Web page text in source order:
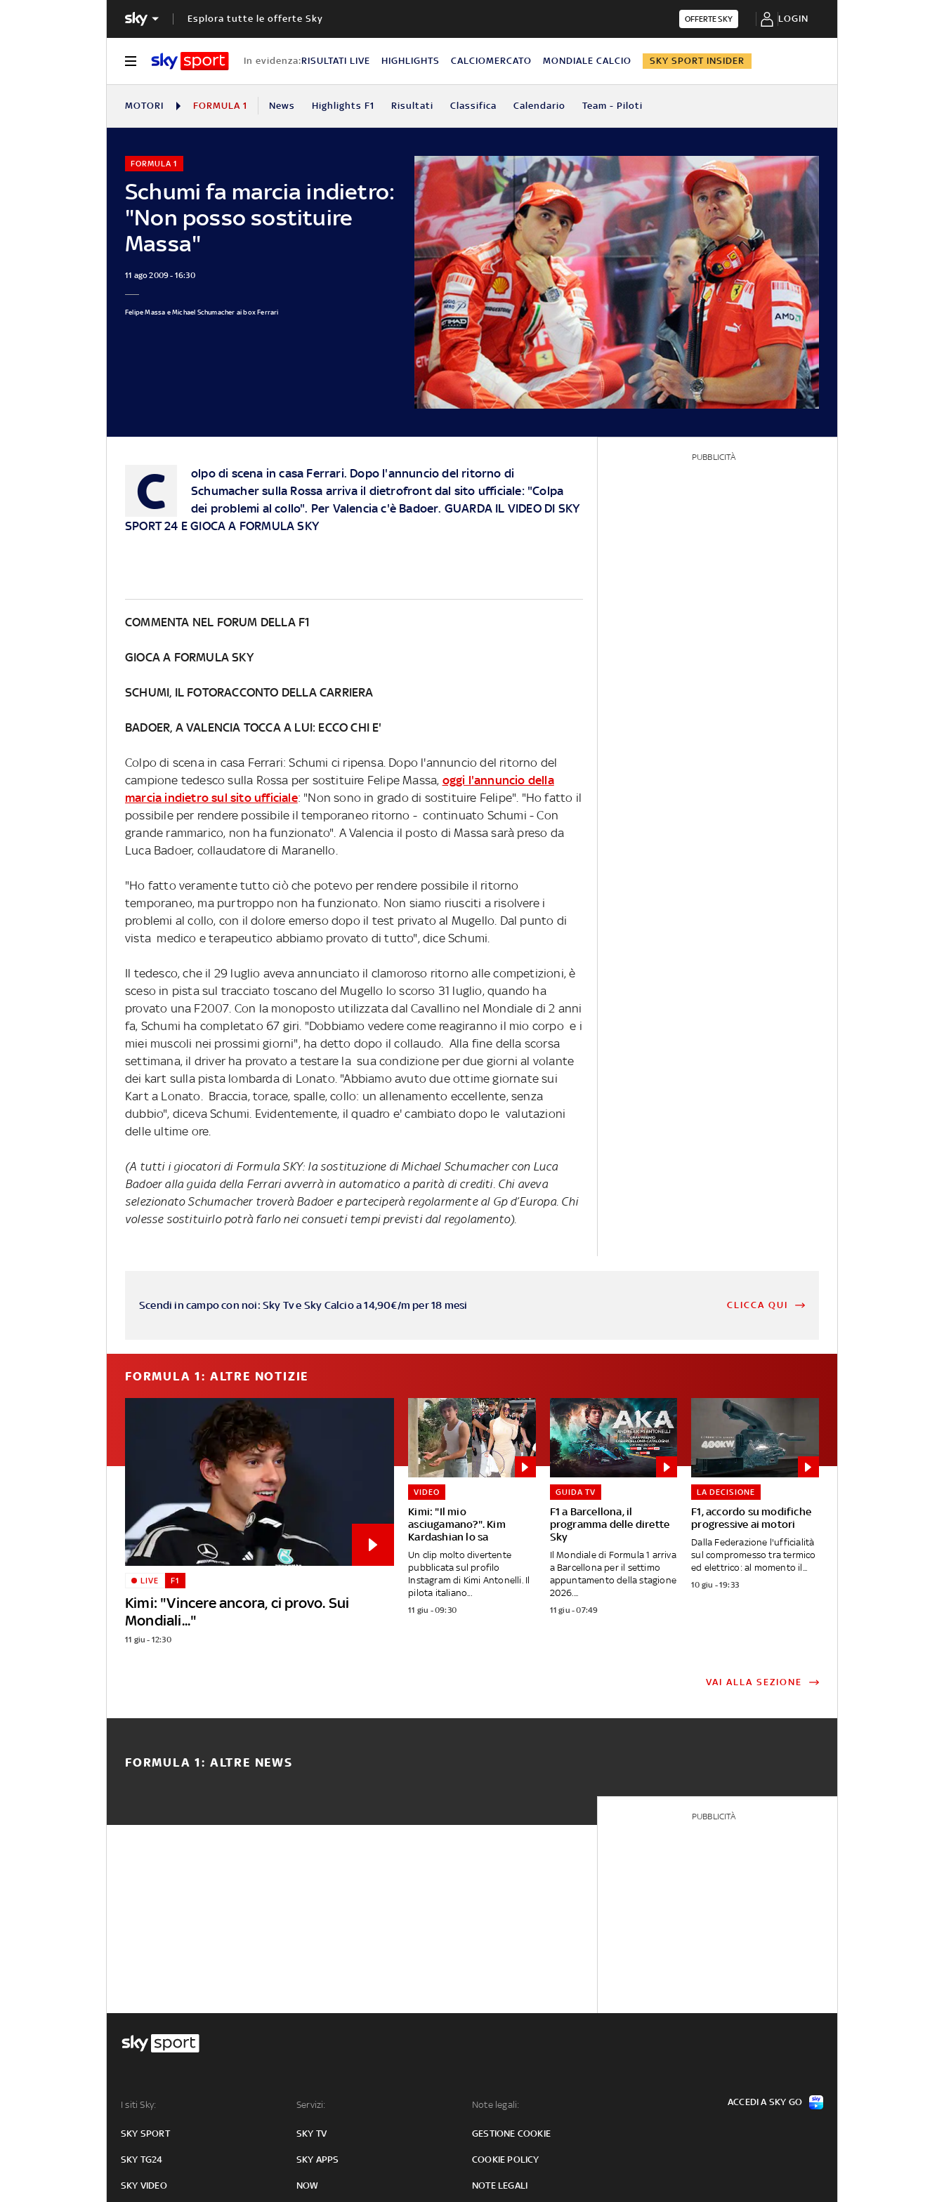
Esplora tutte le offerte Sky OFFERTE SKY LOGIN
In evidenza:RISULTATI LIVE HIGHLIGHTS CALCIOMERCATO MONDIALE CALCIO SKY SPORT INSIDER
MOTORI FORMULA 1 News Highlights F1 Risultati Classifica Calendario Team - Piloti
Schumi fa marcia indietro:
"Non posso sostituire
Massa"
FORMULA 1
11 ago 2009 - 16:30
Felipe Massa e Michael Schumacher ai box Ferrari
C
olpo di scena in casa Ferrari. Dopo l'annuncio del ritorno di
Schumacher sulla Rossa arriva il dietrofront dal sito ufficiale: "Colpa
dei problemi al collo". Per Valencia c'è Badoer. GUARDA IL VIDEO DI SKY
SPORT 24 E GIOCA A FORMULA SKY
COMMENTA NEL FORUM DELLA F1
GIOCA A FORMULA SKY
SCHUMI, IL FOTORACCONTO DELLA CARRIERA
BADOER, A VALENCIA TOCCA A LUI: ECCO CHI E'
Colpo di scena in casa Ferrari: Schumi ci ripensa. Dopo l'annuncio del ritorno del
campione tedesco sulla Rossa per sostituire Felipe Massa, oggi l'annuncio della
marcia indietro sul sito ufficiale: "Non sono in grado di sostituire Felipe". "Ho fatto il
possibile per rendere possibile il temporaneo ritorno - continuato Schumi - Con
grande rammarico, non ha funzionato". A Valencia il posto di Massa sarà preso da
Luca Badoer, collaudatore di Maranello.
"Ho fatto veramente tutto ciò che potevo per rendere possibile il ritorno
temporaneo, ma purtroppo non ha funzionato. Non siamo riusciti a risolvere i
problemi al collo, con il dolore emerso dopo il test privato al Mugello. Dal punto di
vista medico e terapeutico abbiamo provato di tutto", dice Schumi.
Il tedesco, che il 29 luglio aveva annunciato il clamoroso ritorno alle competizioni, è
sceso in pista sul tracciato toscano del Mugello lo scorso 31 luglio, quando ha
provato una F2007. Con la monoposto utilizzata dal Cavallino nel Mondiale di 2 anni
fa, Schumi ha completato 67 giri. "Dobbiamo vedere come reagiranno il mio corpo e i
miei muscoli nei prossimi giorni", ha detto dopo il collaudo. Alla fine della scorsa
settimana, il driver ha provato a testare la sua condizione per due giorni al volante
dei kart sulla pista lombarda di Lonato. "Abbiamo avuto due ottime giornate sui
Kart a Lonato. Braccia, torace, spalle, collo: un allenamento eccellente, senza
dubbio", diceva Schumi. Evidentemente, il quadro e' cambiato dopo le valutazioni
delle ultime ore.
(A tutti i giocatori di Formula SKY: la sostituzione di Michael Schumacher con Luca
Badoer alla guida della Ferrari avverrà in automatico a parità di crediti. Chi aveva
selezionato Schumacher troverà Badoer e parteciperà regolarmente al Gp d’Europa. Chi
volesse sostituirlo potrà farlo nei consueti tempi previsti dal regolamento).
PUBBLICITÀ
Scendi in campo con noi: Sky Tv e Sky Calcio a 14,90€/m per 18 mesi CLICCA QUI
FORMULA 1: ALTRE NOTIZIE
Kimi: "Vincere ancora, ci provo. Sui
Mondiali..."
LIVE F1
11 giu - 12:30
Kimi: "Il mio
asciugamano?". Kim
Kardashian lo sa
VIDEO
Un clip molto divertente
pubblicata sul profilo
Instagram di Kimi Antonelli. Il
pilota italiano...
11 giu - 09:30
F1 a Barcellona, il
programma delle dirette
Sky
GUIDA TV
Il Mondiale di Formula 1 arriva
a Barcellona per il settimo
appuntamento della stagione
2026....
11 giu - 07:49
F1, accordo su modifiche
progressive ai motori
LA DECISIONE
Dalla Federazione l'ufficialità
sul compromesso tra termico
ed elettrico: al momento il...
10 giu - 19:33
VAI ALLA SEZIONE
FORMULA 1: ALTRE NEWS
PUBBLICITÀ
I siti Sky:
SKY SPORT
SKY TG24
SKY VIDEO
Servizi:
SKY TV
SKY APPS
NOW
Note legali:
GESTIONE COOKIE
COOKIE POLICY
NOTE LEGALI
ACCEDI A SKY GO